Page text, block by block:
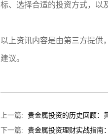
标、选择合适的投资方式，以
以上资讯内容是由第三方提供
建议。
上一篇:
贵金属投资的历史回顾：
下一篇:
贵金属投资理财实战指南